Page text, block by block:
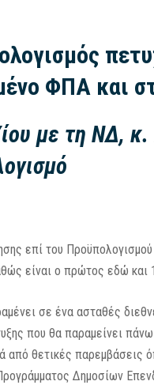
ΦΠΑ και
με τη ΝΔ,
επί του
είναι ο πρώτος εδώ και
σε ένα ασταθές
που θα παραμείνει
από θετικές
Δημοσίων